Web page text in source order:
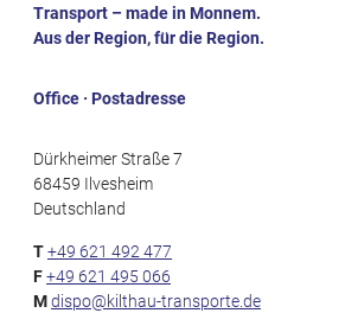
Transport – made in Monnem.
Aus der Region, für die Region.
Office · Postadresse
Dürkheimer Straße 7
68459 Ilvesheim
Deutschland
T+49 621 492 477
F+49 621 495 066
Mdispo@kilthau-transporte.de